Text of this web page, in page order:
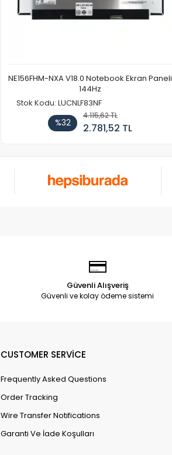
NE156FHM-NXA V18.0 Notebook Ekran Paneli
144Hz
Stok Kodu: LUCNLF83NF
%32
4.115,62 TL
2.781,52 TL
Güvenli Alışveriş
Güvenli ve kolay ödeme sistemi
CUSTOMER SERVİCE
Frequently Asked Questions
Order Tracking
Wire Transfer Notifications
Garanti Ve İade Koşulları